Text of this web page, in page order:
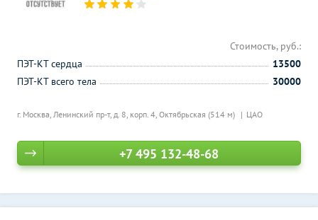
г. Москва, Ленинский пр-т, д. 8, корп. 4, Октябрьская (514 м) ЦАО
Стоимость, руб.:
ПЭТ-КТ сердца
13500
ПЭТ-КТ всего тела
30000
+7 495 132-48-68